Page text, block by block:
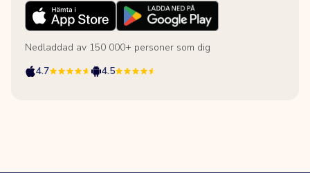
Nedladdad av 150 000+ personer som dig
4.7
4.5